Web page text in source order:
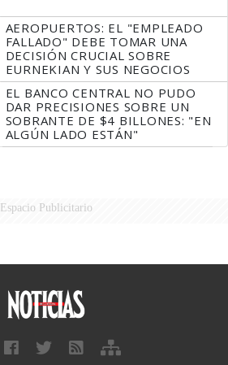
AEROPUERTOS: EL "EMPLEADO
FALLADO" DEBE TOMAR UNA
DECISIÓN CRUCIAL SOBRE
EURNEKIAN Y SUS NEGOCIOS
EL BANCO CENTRAL NO PUDO
DAR PRECISIONES SOBRE UN
SOBRANTE DE $4 BILLONES: "EN
ALGÚN LADO ESTÁN"
Espacio Publicitario